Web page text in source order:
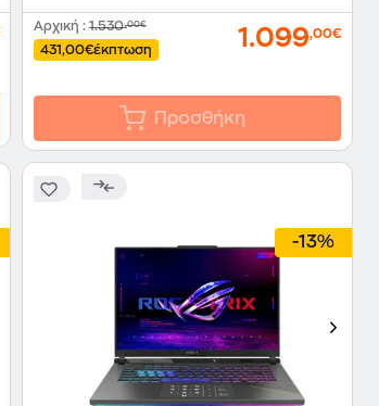
Αρχική :1.530,00€
431,00€έκπτωση 1.099,00€
Προσθήκη
-13%